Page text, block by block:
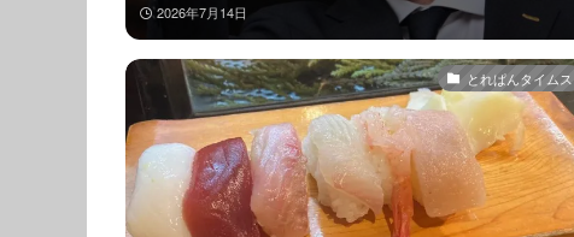
2026年7月14日
とれぱんタイムス